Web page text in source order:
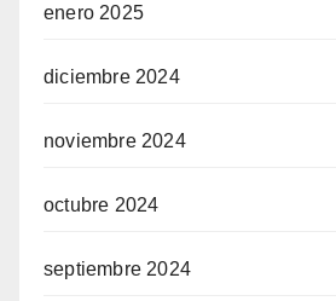
enero 2025
diciembre 2024
noviembre 2024
octubre 2024
septiembre 2024